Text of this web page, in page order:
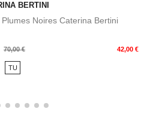
BERTINI
Noires Caterina Bertini
70,00 € 42,00 €
TU